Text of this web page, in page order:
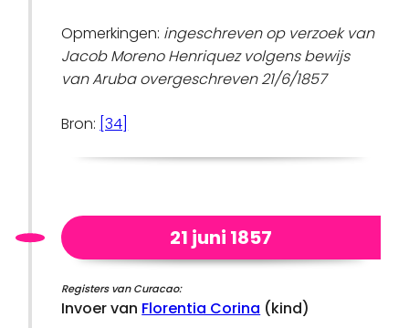
Opmerkingen: ingeschreven op verzoek van
Jacob Moreno Henriquez volgens bewijs
van Aruba overgeschreven 21/6/1857
Bron: [34]
21 juni 1857
Registers van Curacao:
Invoer van Florentia Corina (kind)